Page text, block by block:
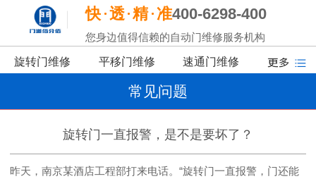
快 透 精 准400-6298-400
您身边值得信赖的自动门维修服务机构
旋转门维修 平移门维修 速通门维修
常见问题
旋转门一直报警，是不是要坏了？
昨天，南京某酒店工程部打来电话。 “旋转门一直报警，门还能